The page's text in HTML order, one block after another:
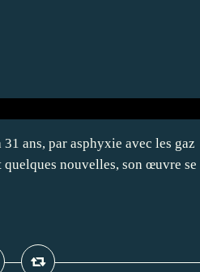
ans, par asphyxie avec les gaz
quelques nouvelles, son œuvre se